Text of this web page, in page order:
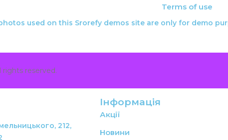
Terms of use
used on this Srorefy demos site are only for demo
rights reserved.
212,
Інформація
Акції
Новини